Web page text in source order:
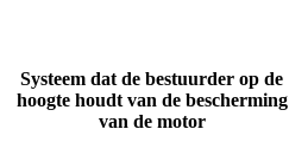
Systeem dat de bestuurder op de
hoogte houdt van de bescherming
van de motor